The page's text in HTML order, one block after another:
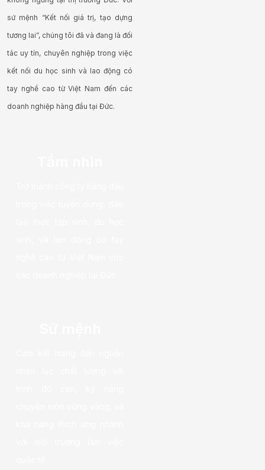
sứ mệnh “Kết nối giá trị, tạo dựng
tương lai”, chúng tôi đã và đang là đối
tác uy tín, chuyên nghiệp trong việc
kết nối du học sinh và lao động có
tay nghề cao từ Việt Nam đến các
doanh nghiệp hàng đầu tại Đức.